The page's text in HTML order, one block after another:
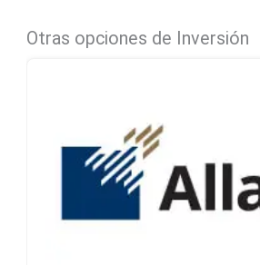
Otras opciones de Inversión